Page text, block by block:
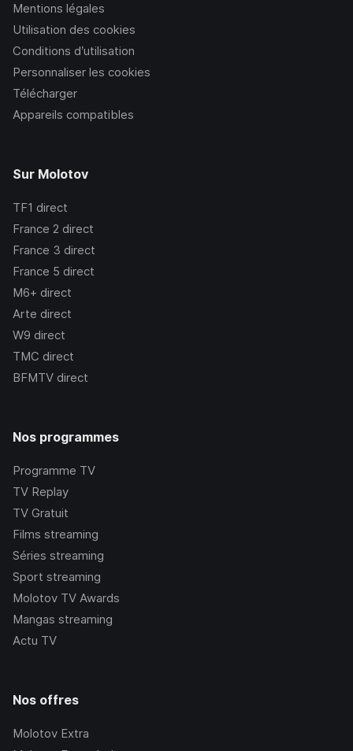
Mentions légales
Utilisation des cookies
Conditions d’utilisation
Personnaliser les cookies
Télécharger
Appareils compatibles
Sur Molotov
TF1 direct
France 2 direct
France 3 direct
France 5 direct
M6+ direct
Arte direct
W9 direct
TMC direct
BFMTV direct
Nos programmes
Programme TV
TV Replay
TV Gratuit
Films streaming
Séries streaming
Sport streaming
Molotov TV Awards
Mangas streaming
Actu TV
Nos offres
Molotov Extra